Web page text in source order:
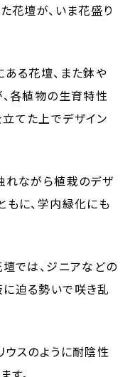
花壇が、いま花盛り
る花壇、また鉢や
各植物の生育特性
てた上でデザイン
れながら植栽のデザ
に、学内緑化にも
では、ジニアなどの
迫る勢いで咲き乱
スのように耐陰性